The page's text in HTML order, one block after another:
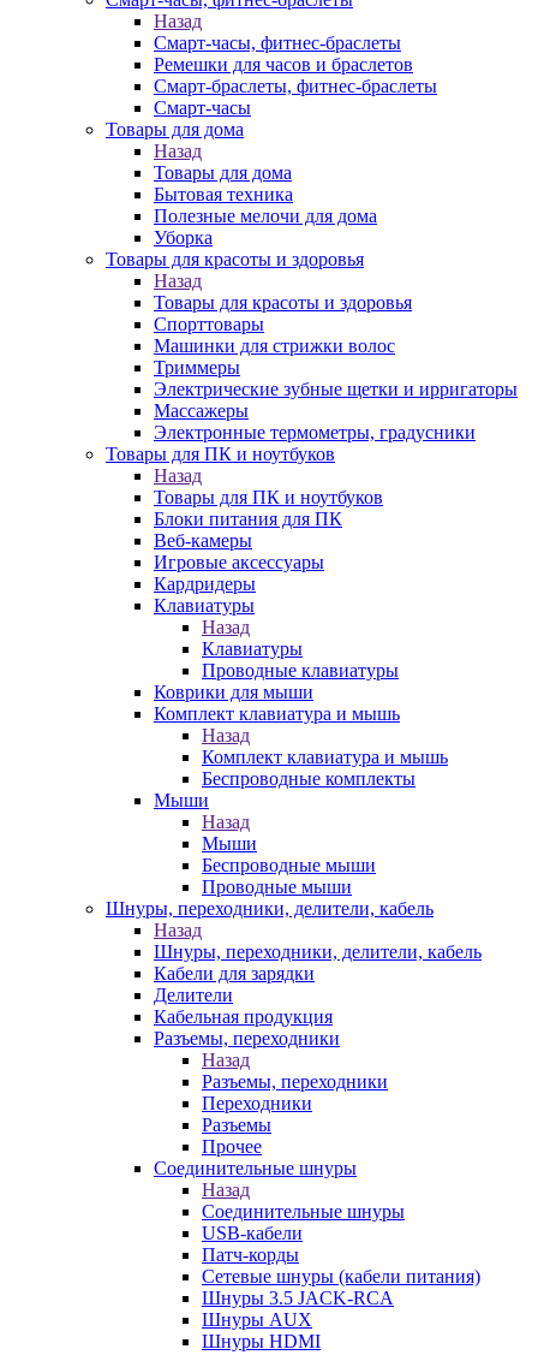
Назад
Смарт-часы, фитнес-браслеты
Ремешки для часов и браслетов
Смарт-браслеты, фитнес-браслеты
Смарт-часы
Товары для дома
Назад
Товары для дома
Бытовая техника
Полезные мелочи для дома
Уборка
Товары для красоты и здоровья
Назад
Товары для красоты и здоровья
Спорттовары
Машинки для стрижки волос
Триммеры
Электрические зубные щетки и ирригаторы
Массажеры
Электронные термометры, градусники
Товары для ПК и ноутбуков
Назад
Товары для ПК и ноутбуков
Блоки питания для ПК
Веб-камеры
Игровые аксессуары
Кардридеры
Клавиатуры
Назад
Клавиатуры
Проводные клавиатуры
Коврики для мыши
Комплект клавиатура и мышь
Назад
Комплект клавиатура и мышь
Беспроводные комплекты
Мыши
Назад
Мыши
Беспроводные мыши
Проводные мыши
Шнуры, переходники, делители, кабель
Назад
Шнуры, переходники, делители, кабель
Кабели для зарядки
Делители
Кабельная продукция
Разъемы, переходники
Назад
Разъемы, переходники
Переходники
Разъемы
Прочее
Соединительные шнуры
Назад
Соединительные шнуры
USB-кабели
Патч-корды
Сетевые шнуры (кабели питания)
Шнуры 3.5 JACK-RCA
Шнуры AUX
Шнуры HDMI